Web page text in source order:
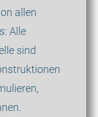
allen
Alle
sind